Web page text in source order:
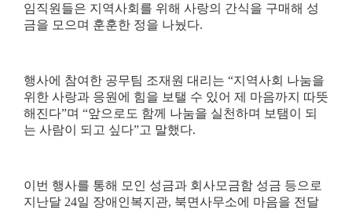
임직원들은 지역사회를 위해 사랑의 간식을 구매해 성
금을 모으며 훈훈한 정을 나눴다.
행사에 참여한 공무팀 조재원 대리는 “지역사회 나눔을
위한 사랑과 응원에 힘을 보탤 수 있어 제 마음까지 따뜻
해진다”며 “앞으로도 함께 나눔을 실천하며 보탬이 되
는 사람이 되고 싶다”고 말했다.
이번 행사를 통해 모인 성금과 회사모금함 성금 등으로
지난달 24일 장애인복지관, 북면사무소에 마음을 전달